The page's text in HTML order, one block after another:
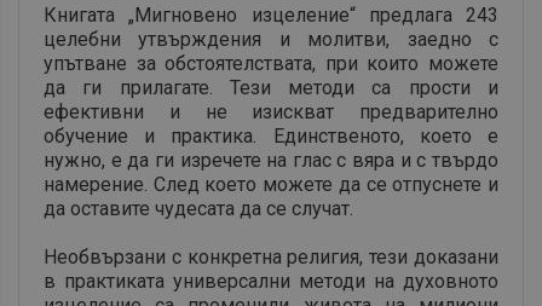
Книгата „Мигновено изцеление“ предлага 243
целебни утвърждения и молитви, заедно с
упътване за обстоятелствата, при които можете
да ги прилагате. Тези методи са прости и
ефективни и не изискват предварително
обучение и практика. Единственото, което е
нужно, е да ги изречете на глас с вяра и с твърдо
намерение. След което можете да се отпуснете и
да оставите чудесата да се случат.
Необвързани с конкретна религия, тези доказани
в практиката универсални методи на духовното